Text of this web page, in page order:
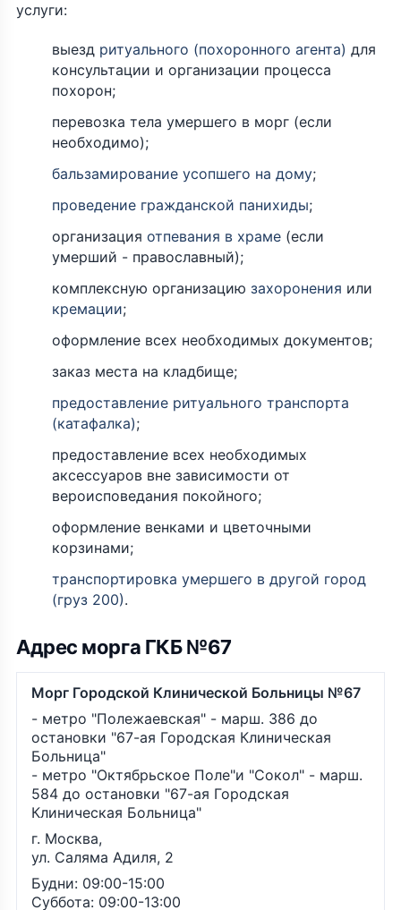
услуги:
выезд ритуального (похоронного агента) для
консультации и организации процесса
похорон;
перевозка тела умершего в морг (если
необходимо);
бальзамирование усопшего на дому;
проведение гражданской панихиды;
организация отпевания в храме (если
умерший - православный);
комплексную организацию захоронения или
кремации;
оформление всех необходимых документов;
заказ места на кладбище;
предоставление ритуального транспорта
(катафалка);
предоставление всех необходимых
аксессуаров вне зависимости от
вероисповедания покойного;
оформление венками и цветочными
корзинами;
транспортировка умершего в другой город
(груз 200).
Адрес морга ГКБ №67
Морг Городской Клинической Больницы №67
- метро "Полежаевская" - марш. 386 до
остановки "67-ая Городская Клиническая
Больница"
- метро "Октябрьское Поле"и "Сокол" - марш.
584 до остановки "67-ая Городская
Клиническая Больница"
г. Москва,
ул. Саляма Адиля, 2
Будни: 09:00-15:00
Суббота: 09:00-13:00